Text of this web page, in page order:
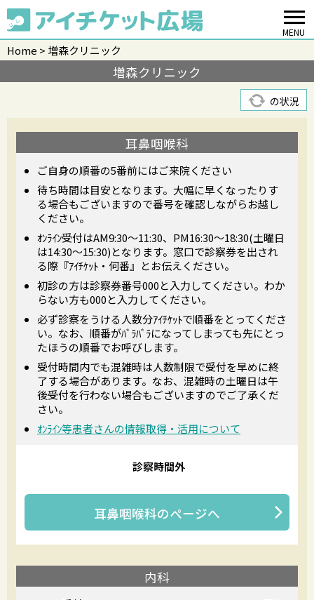
MENU
Home 増森クリニック
増森クリニック
の状況
耳鼻咽喉科
ご自身の順番の5番前にはご来院ください
待ち時間は目安となります。大幅に早くなったりす
る場合もございますので番号を確認しながらお越し
ください。
ｵﾝﾗｲﾝ受付はAM9:30～11:30、PM16:30～18:30(土曜日
は14:30～15:30)となります。窓口で診察券を出され
る際『ｱｲﾁｹｯﾄ・何番』とお伝えください。
初診の方は診察券番号000と入力してください。わか
らない方も000と入力してください。
必ず診察をうける人数分ｱｲﾁｹｯﾄで順番をとってくださ
い。なお、順番がﾊﾞﾗﾊﾞﾗになってしまっても先にとっ
たほうの順番でお呼びします。
受付時間内でも混雑時は人数制限で受付を早めに終
了する場合があります。なお、混雑時の土曜日は午
後受付を行わない場合もございますのでご了承くだ
さい。
ｵﾝﾗｲﾝ等患者さんの情報取得・活用について
診察時間外
耳鼻咽喉科のページへ
内科